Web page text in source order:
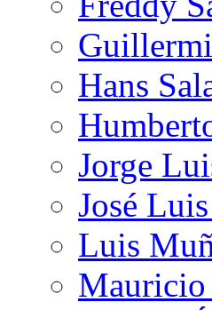
Hans
Jorge
José
Luis
Mauricio